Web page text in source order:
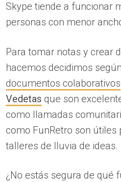
Skype tiende a funcionar
personas con menor
Para tomar notas y crear
hacemos decidimos
documentos colaborativos
Vedetas que son
como llamadas
como FunRetro son útiles
talleres de lluvia de ideas.
¿No estás segura de qué